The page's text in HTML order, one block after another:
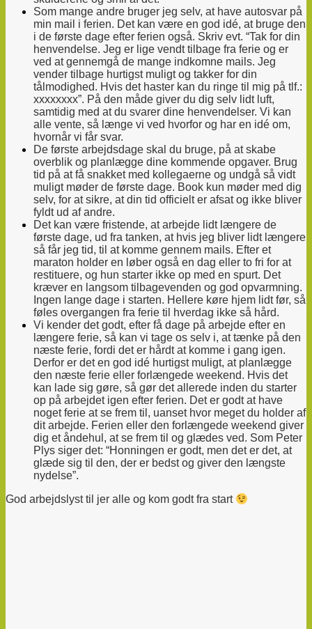
Som mange andre bruger jeg selv, at have autosvar på
min mail i ferien. Det kan være en god idé, at bruge den
i de første dage efter ferien også. Skriv evt. “Tak for din
henvendelse. Jeg er lige vendt tilbage fra ferie og er
ved at gennemgå de mange indkomne mails. Jeg
vender tilbage hurtigst muligt og takker for din
tålmodighed. Hvis det haster kan du ringe til mig på tlf.:
xxxxxxxx”. På den måde giver du dig selv lidt luft,
samtidig med at du svarer dine henvendelser. Vi kan
alle vente, så længe vi ved hvorfor og har en idé om,
hvornår vi får svar.
De første arbejdsdage skal du bruge, på at skabe
overblik og planlægge dine kommende opgaver. Brug
tid på at få snakket med kollegaerne og undgå så vidt
muligt møder de første dage. Book kun møder med dig
selv, for at sikre, at din tid officielt er afsat og ikke bliver
fyldt ud af andre.
Det kan være fristende, at arbejde lidt længere de
første dage, ud fra tanken, at hvis jeg bliver lidt længere
så får jeg tid, til at komme gennem mails. Efter et
maraton holder en løber også en dag eller to fri for at
restituere, og hun starter ikke op med en spurt. Det
kræver en langsom tilbagevenden og god opvarmning.
Ingen lange dage i starten. Hellere køre hjem lidt før, så
føles overgangen fra ferie til hverdag ikke så hård.
Vi kender det godt, efter få dage på arbejde efter en
længere ferie, så kan vi tage os selv i, at tænke på den
næste ferie, fordi det er hårdt at komme i gang igen.
Derfor er det en god idé hurtigst muligt, at planlægge
den næste ferie eller forlængede weekend. Hvis det
kan lade sig gøre, så gør det allerede inden du starter
op på arbejdet igen efter ferien. Det er godt at have
noget ferie at se frem til, uanset hvor meget du holder af
dit arbejde. Ferien eller den forlængede weekend giver
dig et åndehul, at se frem til og glædes ved. Som Peter
Plys siger det: “Honningen er godt, men det er det, at
glæde sig til den, der er bedst og giver den længste
nydelse”.
God arbejdslyst til jer alle og kom godt fra start